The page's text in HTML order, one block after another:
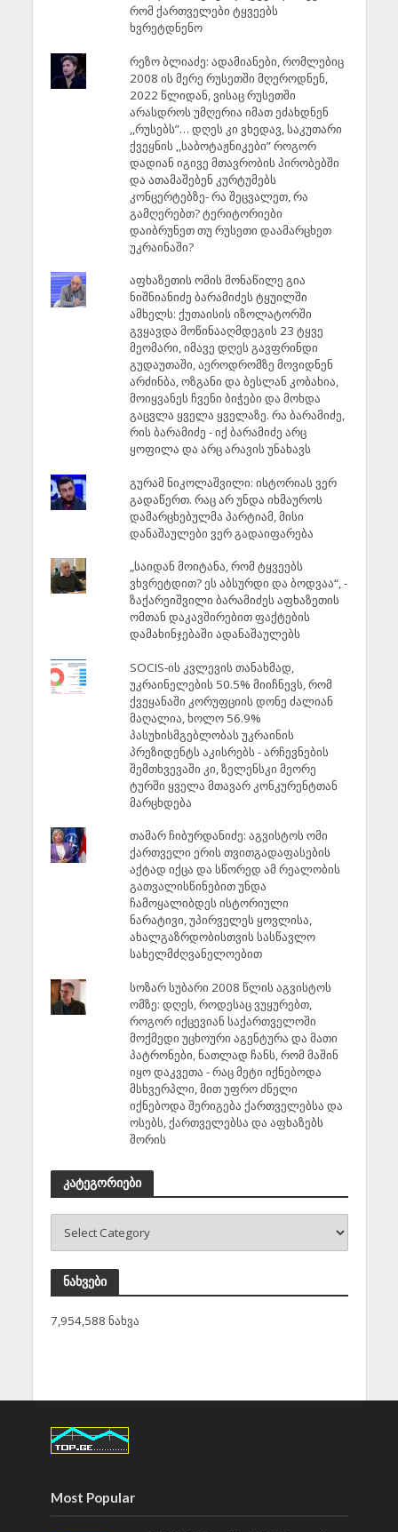
რომ ქართველები ტყვეებს
ხვრეტდნენო
რეზო ბლიაძე: ადამიანები, რომლებიც
2008 ის მერე რუსეთში მღეროდნენ,
2022 წლიდან, ვისაც რუსეთში
არასდროს უმღერია იმათ ეძახდნენ
,,რუსებს”… დღეს კი ვხედავ, საკუთარი
ქვეყნის ,,საბოტაჟნიკები” როგორ
დადიან იგივე მთავრობის პირობებში
და ათამაშებენ კურტუმებს
კონცერტებზე- რა შეცვალეთ, რა
გამღერებთ? ტერიტორიები
დაიბრუნეთ თუ რუსეთი დაამარცხეთ
უკრაინაში?
აფხაზეთის ომის მონაწილე გია
ნიშნიანიძე ბარამიძეს ტყუილში
ამხელს: ქუთაისის იზოლატორში
გვყავდა მოწინააღმდეგის 23 ტყვე
მეომარი, იმავე დღეს გავფრინდი
გუდაუთაში, აეროდრომზე მოვიდნენ
არძინბა, ოზგანი და ბესლან კობახია,
მოიყვანეს ჩვენი ბიჭები და მოხდა
გაცვლა ყველა ყველაზე. რა ბარამიძე,
რის ბარამიძე - იქ ბარამიძე არც
ყოფილა და არც არავის უნახავს
გურამ ნიკოლაშვილი: ისტორიას ვერ
გადაწერთ. რაც არ უნდა იხმაუროს
დამარცხებულმა პარტიამ, მისი
დანაშაულები ვერ გადაიფარება
„საიდან მოიტანა, რომ ტყვეებს
ვხვრეტდით? ეს აბსურდი და ბოდვაა“, -
ზაქარეიშვილი ბარამიძეს აფხაზეთის
ომთან დაკავშირებით ფაქტების
დამახინჯებაში ადანაშაულებს
SOCIS-ის კვლევის თანახმად,
უკრაინელების 50.5% მიიჩნევს, რომ
ქვეყანაში კორუფციის დონე ძალიან
მაღალია, ხოლო 56.9%
პასუხისმგებლობას უკრაინის
პრეზიდენტს აკისრებს - არჩევნების
შემთხვევაში კი, ზელენსკი მეორე
ტურში ყველა მთავარ კონკურენტთან
მარცხდება
თამარ ჩიბურდანიძე: აგვისტოს ომი
ქართველი ერის თვითგადაფასების
აქტად იქცა და სწორედ ამ რეალობის
გათვალისწინებით უნდა
ჩამოყალიბდეს ისტორიული
ნარატივი, უპირველეს ყოვლისა,
ახალგაზრდობისთვის სასწავლო
სახელმძღვანელოებით
სოზარ სუბარი 2008 წლის აგვისტოს
ომზე: დღეს, როდესაც ვუყურებთ,
როგორ იქცევიან საქართველოში
მოქმედი უცხოური აგენტურა და მათი
პატრონები, ნათლად ჩანს, რომ მაშინ
იყო დაკვეთა - რაც მეტი იქნებოდა
მსხვერპლი, მით უფრო ძნელი
იქნებოდა შერიგება ქართველებსა და
ოსებს, ქართველებსა და აფხაზებს
შორის
კატეგორიები
ნახვები
7,954,588 ნახვა
Most Popular